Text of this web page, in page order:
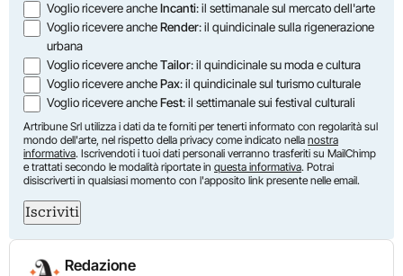
Voglio ricevere ancheIncanti: il settimanale sul mercato dell'arte
Voglio ricevere ancheRender: il quindicinale sulla rigenerazione
urbana
Voglio ricevere ancheTailor: il quindicinale su moda e cultura
Voglio ricevere anchePax: il quindicinale sul turismo culturale
Voglio ricevere ancheFest: il settimanale sui festival culturali
Artribune Srl utilizza i dati da te forniti per tenerti informato con regolarità sul
mondo dell'arte, nel rispetto della privacy come indicato nella nostra
informativa. Iscrivendoti i tuoi dati personali verranno trasferiti su MailChimp
e trattati secondo le modalità riportate in questa informativa. Potrai
disiscriverti in qualsiasi momento con l'apposito link presente nelle email.
Iscriviti
Redazione